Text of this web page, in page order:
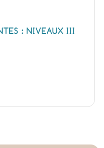
: NIVEAUX III